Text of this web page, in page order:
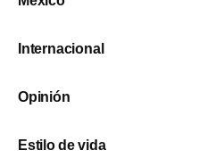
Internacional
Opinión
Estilo de vida